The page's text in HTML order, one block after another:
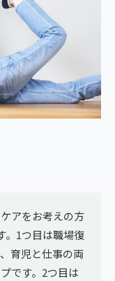
アをお考えの方
。1つ目は職場復
育児と仕事の両
です。2つ目は